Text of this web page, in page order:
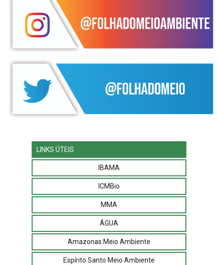
LINKS ÚTEIS
IBAMA
ICMBio
MMA
ÁGUA
Amazonas Meio Ambiente
Espírito Santo Meio Ambiente